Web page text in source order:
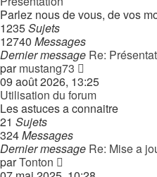
message
Parlez nous de vous, de vos
1235Sujets
12740 Messages
Dernier message Re:
parmustang73
le
dernier
message
09 août 2026, 13:25
Utilisation du forum
Les astuces a connaitre
21 Sujets
324Messages
Dernier message Re: Mise a
parTonton
Consulter